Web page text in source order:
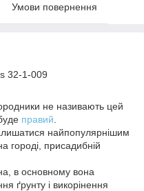
Умови повернення
32-1-009
не називають цей
правий
найпопулярнішим
городі, присадибній
в основному вона
ґрунту і викорінення